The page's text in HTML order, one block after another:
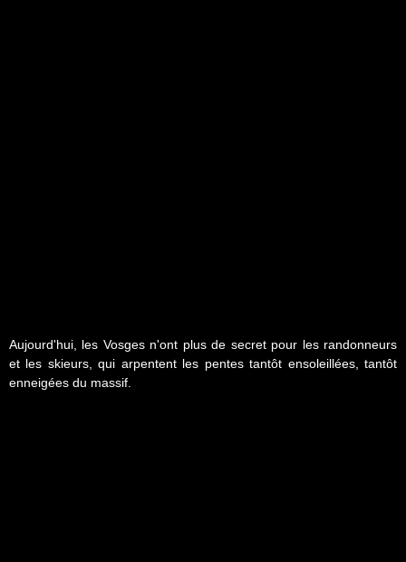
Aujourd'hui, les Vosges n'ont plus de secret pour les randonneurs
et les skieurs, qui arpentent les pentes tantôt ensoleillées, tantôt
enneigées du massif.